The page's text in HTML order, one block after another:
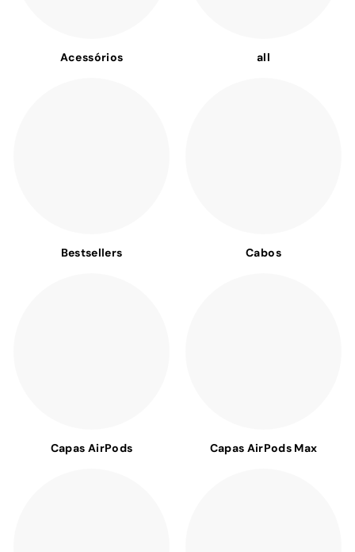
Acessórios all
Bestsellers Cabos
Capas AirPods Capas AirPods Max